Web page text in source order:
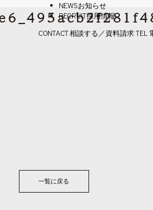
NEWSお知らせ
RECRUIT採用情報
CONTACT相談する／資料請求TEL
一覧に戻る